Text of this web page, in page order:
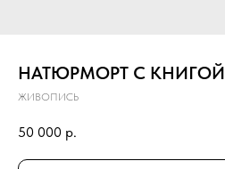
НАТЮРМОРТ С КНИГОЙ
ЖИВОПИСЬ
50 000 р.